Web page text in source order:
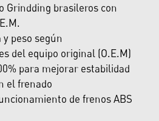
Grindding brasileros con
y peso según
del equipo original (O.E.M)
para mejorar estabilidad
el frenado
de frenos ABS